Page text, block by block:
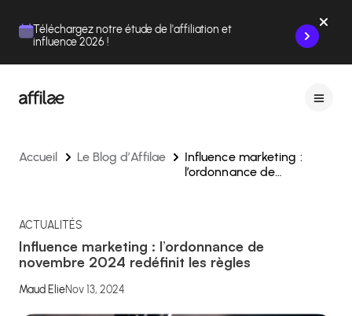
Téléchargez notre étude de l'affiliation et
influence 2026 !
Accueil Le Blog d’Affilae
Influence marketing :
l’ordonnance de
ACTUALITÉS
Influence marketing : l’ordonnance de
novembre 2024 redéfinit les règles
Maud ElieNov 13, 2024